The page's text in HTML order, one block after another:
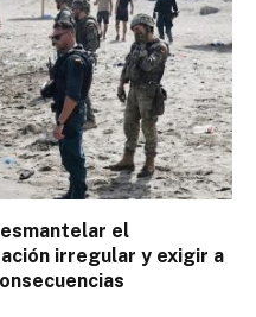
el
irregular y exigir a